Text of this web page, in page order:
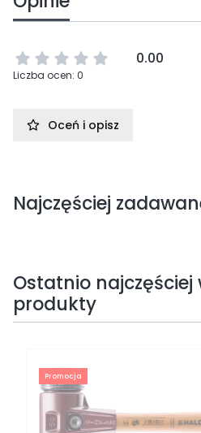
0.00
Liczba ocen: 0
Oceń i opisz
Najczęściej
Ostatnio najczęściej
produkty
Promocja